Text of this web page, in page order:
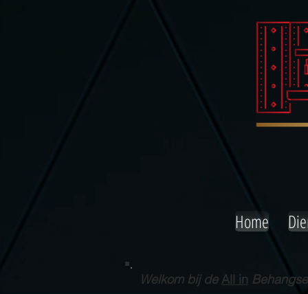
Home
Welkom bij deAll in